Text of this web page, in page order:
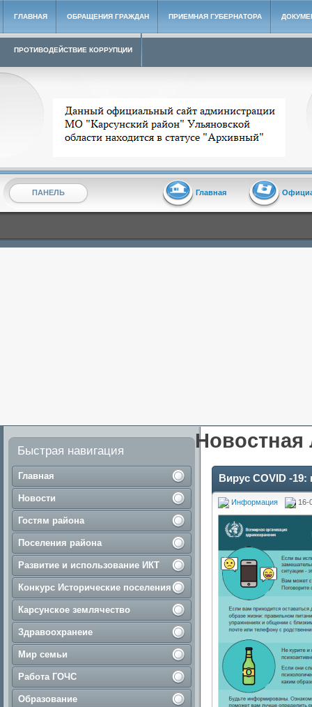
ГЛАВНАЯ ОБРАЩЕНИЯ ГРАЖДАН ПРИЕМНАЯ ГУБЕРНАТОРА
ПРОТИВОДЕЙСТВИЕ КОРРУПЦИИ
Архивный сайт администрации МО "Карсунский район"
ПАНЕЛЬ Главная
Быстрая навигация
Главная
Новости
Гостям района
Поселения района
Развитие и использование ИКТ
Конкурс Исторические поселения
Карсунское землячество
Здравоохранеие
Мир семьи
Работа ГОЧС
Образование
Новостная
Вирус COVID -19:
Информация 16-